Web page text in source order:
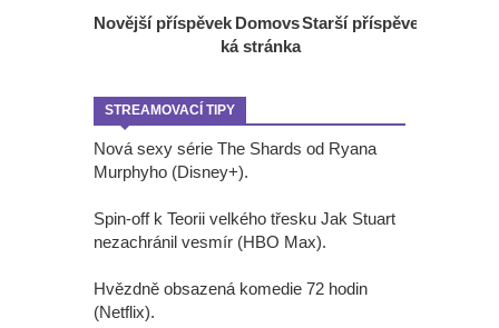
Novější příspěvek Starší příspěvek
Domovs
ká stránka
STREAMOVACÍ TIPY
Nová sexy série The Shards od Ryana
Murphyho (Disney+).
Spin-off k Teorii velkého třesku Jak Stuart
nezachránil vesmír (HBO Max).
Hvězdně obsazená komedie 72 hodin
(Netflix).